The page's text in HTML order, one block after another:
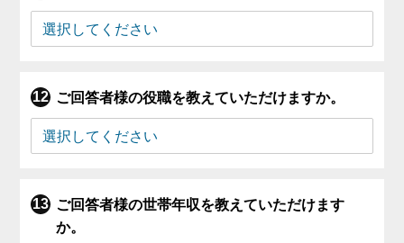
ご回答者様の役職を教えていただけますか。
ご回答者様の世帯年収を教えていただけます
か。